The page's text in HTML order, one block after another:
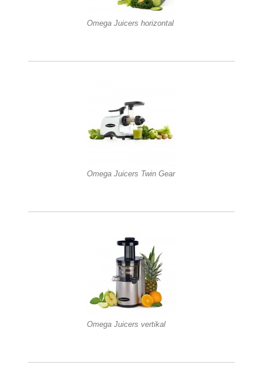
Omega Juicers horizontal
Omega Juicers Twin Gear
Omega Juicers vertikal